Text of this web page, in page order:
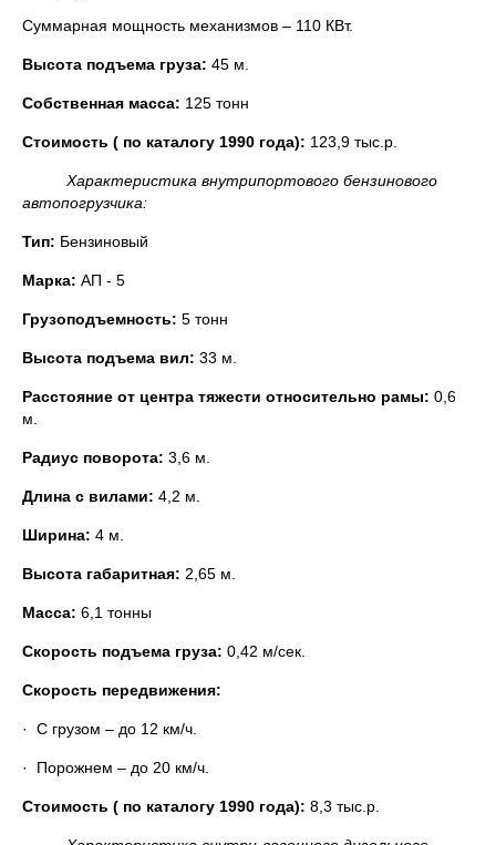
Суммарная мощность механизмов – 110 КВт.
Высота подъема груза: 45 м.
Собственная масса: 125 тонн
Стоимость ( по каталогу 1990 года): 123,9 тыс.р.
Характеристика внутрипортового бензинового
автопогрузчика:
Тип: Бензиновый
Марка: АП - 5
Грузоподъемность: 5 тонн
Высота подъема вил: 33 м.
Расстояние от центра тяжести относительно рамы: 0,6
м.
Радиус поворота: 3,6 м.
Длина с вилами: 4,2 м.
Ширина: 4 м.
Высота габаритная: 2,65 м.
Масса: 6,1 тонны
Скорость подъема груза: 0,42 м/сек.
Скорость передвижения:
· С грузом – до 12 км/ч.
· Порожнем – до 20 км/ч.
Стоимость ( по каталогу 1990 года): 8,3 тыс.р.